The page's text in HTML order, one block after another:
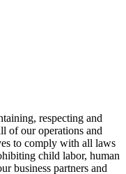
respecting and
of our operations and
to comply with all laws
child labor, human
business partners and